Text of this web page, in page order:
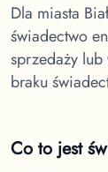
Dla miasta
świadectwo
sprzedaży
braku
Co to jest